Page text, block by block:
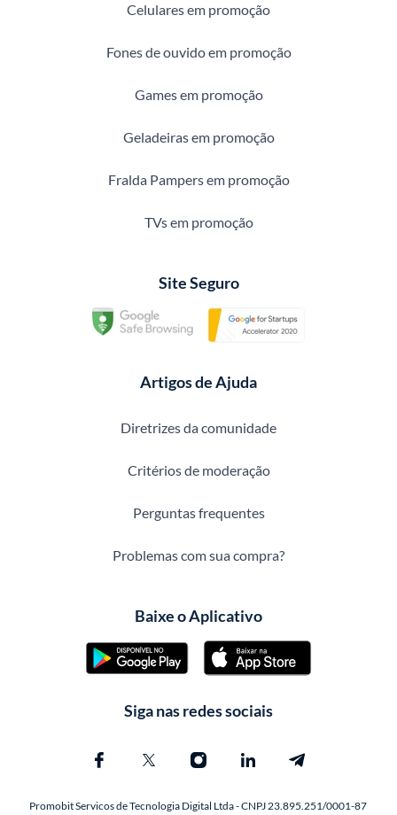
Celulares em promoção
Fones de ouvido em promoção
Games em promoção
Geladeiras em promoção
Fralda Pampers em promoção
TVs em promoção
Site Seguro
Artigos de Ajuda
Diretrizes da comunidade
Critérios de moderação
Perguntas frequentes
Problemas com sua compra?
Baixe o Aplicativo
Siga nas redes sociais
Promobit Servicos de Tecnologia Digital Ltda - CNPJ 23.895.251/0001-87